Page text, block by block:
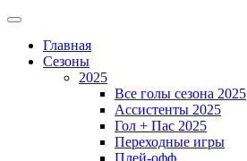
Главная
Сезоны
2025
Все голы сезона 2025
Ассистенты 2025
Гол + Пас 2025
Переходные игры
Плей-офф